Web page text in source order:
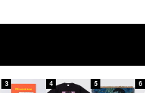
3 4 5 6